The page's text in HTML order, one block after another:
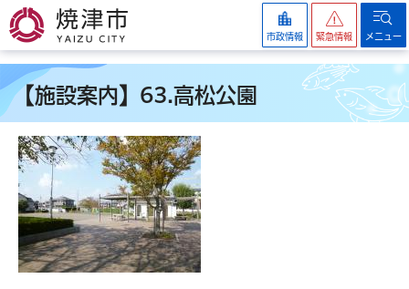
焼津市
市政情報 緊急情報 メニュー
【施設案内】63.高松公園